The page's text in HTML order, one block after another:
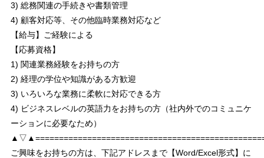
3) 総務関連の手続きや書類管理
4) 顧客対応等、その他臨時業務対応など
【給与】ご経験による
【応募資格】
1) 関連業務経験をお持ちの方
2) 経理の学位や知識がある方歓迎
3) いろいろな業務に柔軟に対応できる方
4) ビジネスレベルの英語力をお持ちの方（社内外でのコミュニケ
ーションに必要なため）
ご興味をお持ちの方は、下記アドレスまで【Word/Excel形式】に